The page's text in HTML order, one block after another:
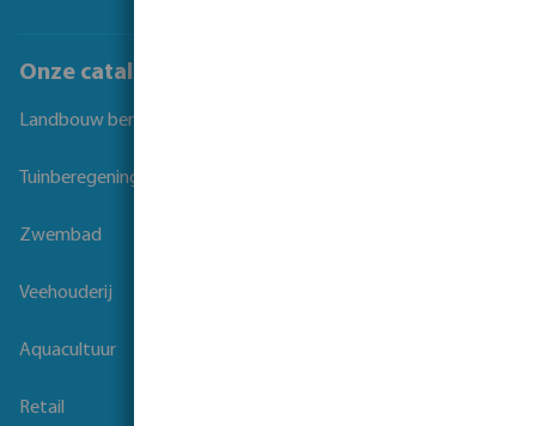
Onze catalogi
Landbouw beregening
Tuinberegening
Zwembad
Veehouderij
Aquacultuur
Retail